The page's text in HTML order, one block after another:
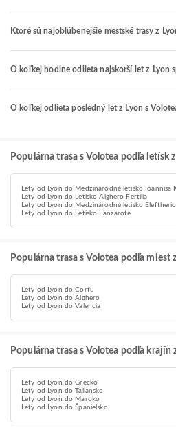
Ktoré sú najobľúbenejšie mestské trasy z
O koľkej hodine odlieta najskorší let z Lyon
O koľkej odlieta posledný let z Lyon s
Populárna trasa s Volotea podľa letísk
Lety od Lyon do Medzinárodné letisko Ioannisa
Lety od Lyon do Letisko Alghero Fertilia
Lety od Lyon do Medzinárodné letisko
Lety od Lyon do Letisko Lanzarote
Populárna trasa s Volotea podľa miest
Lety od Lyon do Corfu
Lety od Lyon do Alghero
Lety od Lyon do Valencia
Populárna trasa s Volotea podľa krajín
Lety od Lyon do Grécko
Lety od Lyon do Taliansko
Lety od Lyon do Maroko
Lety od Lyon do Španielsko